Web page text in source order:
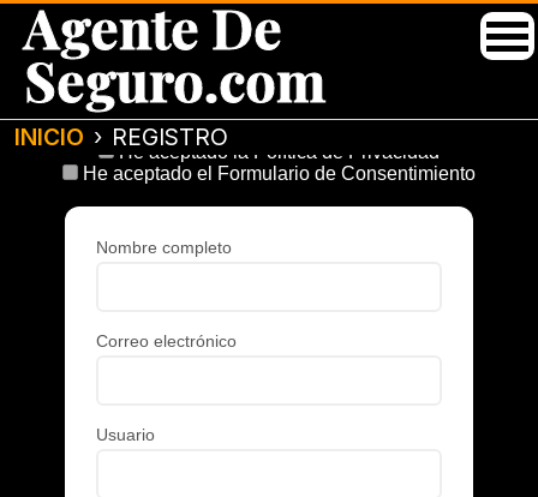
Agente De
Seguro.com
INICIO REGISTRO
He aceptado la Política de Privacidad
He aceptado el Formulario de Consentimiento
Nombre completo
Correo electrónico
Usuario